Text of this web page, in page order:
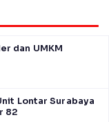
dan UMKM
Lontar Surabaya
82